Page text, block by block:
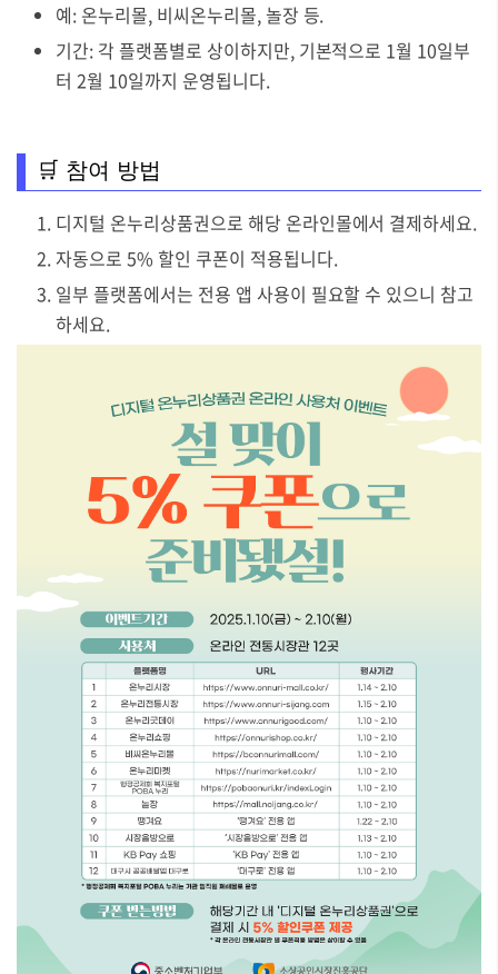
예: 온누리몰, 비씨온누리몰, 놀장 등.
기간: 각 플랫폼별로 상이하지만, 기본적으로 1월 10일부
터 2월 10일까지 운영됩니다.
🛒 참여 방법
디지털 온누리상품권으로 해당 온라인몰에서 결제하세요.
자동으로 5% 할인 쿠폰이 적용됩니다.
일부 플랫폼에서는 전용 앱 사용이 필요할 수 있으니 참고
하세요.